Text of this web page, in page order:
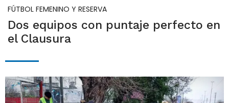
FÚTBOL FEMENINO Y RESERVA
Dos equipos con puntaje perfecto en
el Clausura